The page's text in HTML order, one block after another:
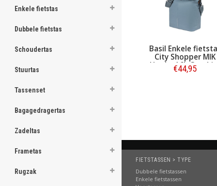
Enkele fietstas
Dubbele fietstas
Schoudertas
Stuurtas
Tassenset
Bagagedragertas
Zadeltas
Frametas
Rugzak
.
.
.
.
.
.
Basil Enkele
City Shopper MIK
Hooks 16L Graphite
Blue
€44,95
FIETSTASSEN > TYPE
Dubbele fietstassen
Enkele fietstassen